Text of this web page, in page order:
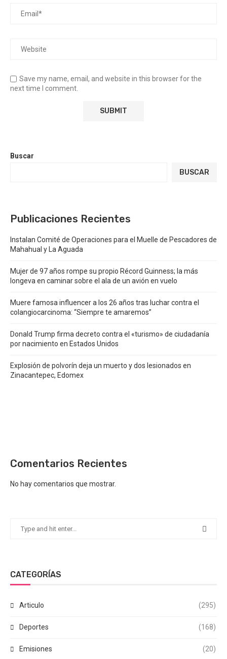
Save my name, email, and website in this browser for the
next time I comment.
Buscar
BUSCAR
Publicaciones Recientes
Instalan Comité de Operaciones para el Muelle de Pescadores de
Mahahual y La Aguada
Mujer de 97 años rompe su propio Récord Guinness; la más
longeva en caminar sobre el ala de un avión en vuelo
Muere famosa influencer a los 26 años tras luchar contra el
colangiocarcinoma: “Siempre te amaremos”
Donald Trump firma decreto contra el «turismo» de ciudadanía
por nacimiento en Estados Unidos
Explosión de polvorín deja un muerto y dos lesionados en
Zinacantepec, Edomex
Comentarios Recientes
No hay comentarios que mostrar.
CATEGORÍAS
Articulo (295)
Deportes (168)
Emisiones (20)